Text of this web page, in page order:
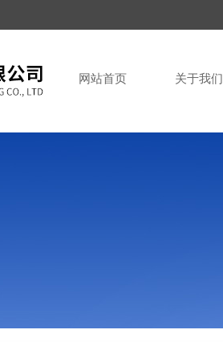
网站首页 关于我们